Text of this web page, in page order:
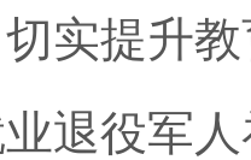
实提升
退役军